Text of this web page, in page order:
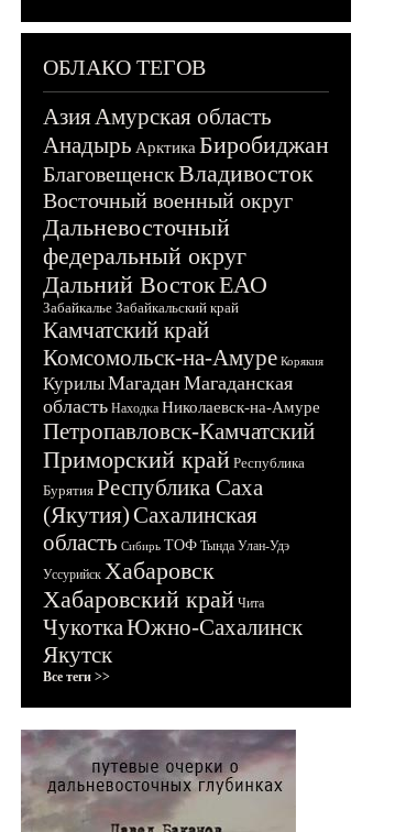
ОБЛАКО ТЕГОВ
АзияАмурская область
Анадырь Арктика Биробиджан
БлаговещенскВладивосток
Восточный военный округ
Дальневосточный
федеральный округ
Дальний ВостокЕАО
Забайкалье Забайкальский край
Камчатский край
Комсомольск-на-Амуре Корякия
КурилыМагадан Магаданская
область Находка Николаевск-на-Амуре
Петропавловск-Камчатский
Приморский край Республика
Бурятия Республика Саха
(Якутия)Сахалинская
область Сибирь ТОФ Тында Улан-Удэ
Уссурийск Хабаровск
Хабаровский край Чита
ЧукоткаЮжно-Сахалинск
Якутск
Все теги >>